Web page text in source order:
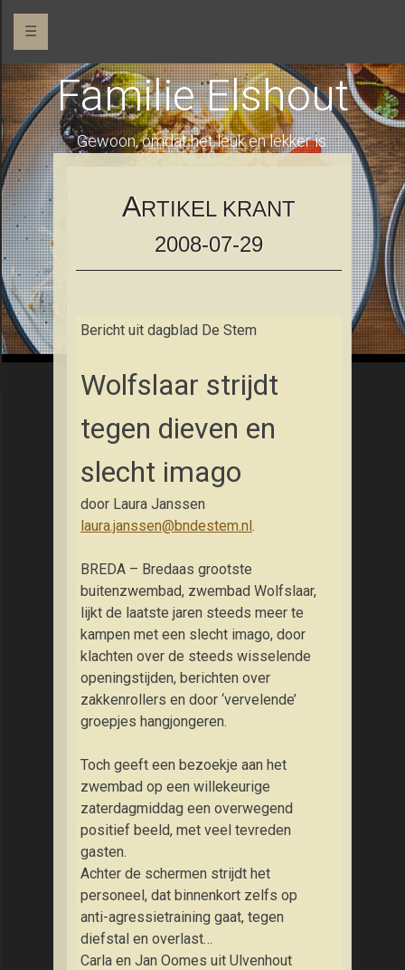
☰
Familie Elshout
Gewoon, omdat het leuk en lekker is.
ARTIKEL KRANT
2008-07-29
Bericht uit dagblad De Stem
Wolfslaar strijdt
tegen dieven en
slecht imago
door Laura Janssen
laura.janssen@bndestem.nl.
BREDA – Bredaas grootste
buitenzwembad, zwembad Wolfslaar,
lijkt de laatste jaren steeds meer te
kampen met een slecht imago, door
klachten over de steeds wisselende
openingstijden, berichten over
zakkenrollers en door ‘vervelende’
groepjes hangjongeren.
Toch geeft een bezoekje aan het
zwembad op een willekeurige
zaterdagmiddag een overwegend
positief beeld, met veel tevreden
gasten.
Achter de schermen strijdt het
personeel, dat binnenkort zelfs op
anti-agressietraining gaat, tegen
diefstal en overlast…
Carla en Jan Oomes uit Ulvenhout